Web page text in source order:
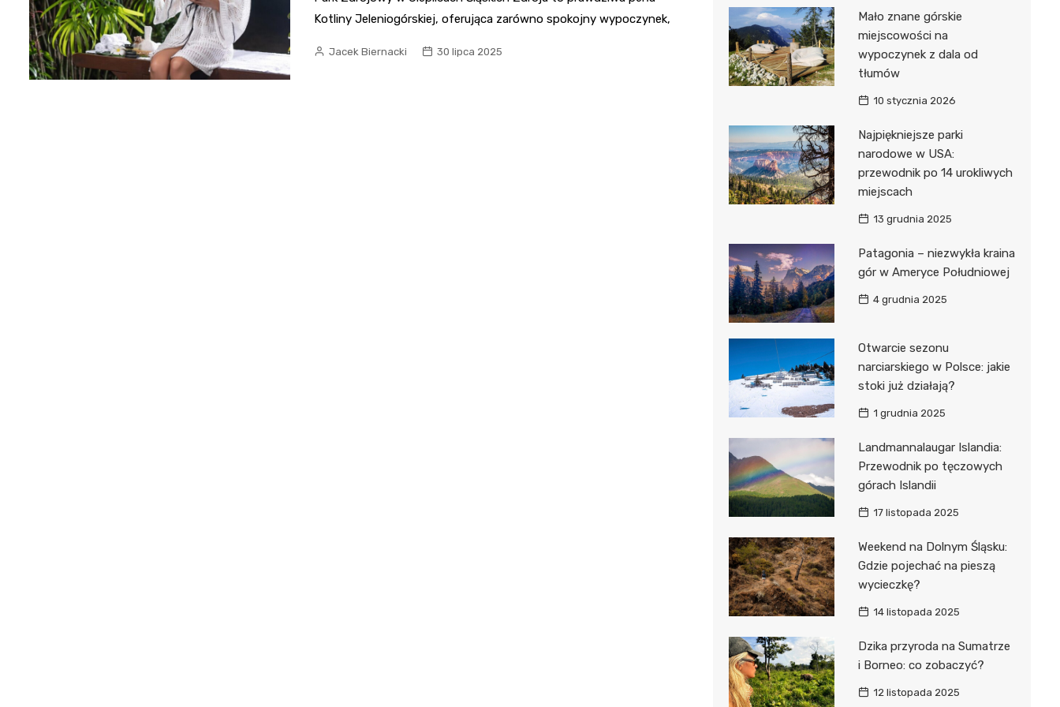
Kotliny Jeleniogórskiej, oferująca zarówno spokojny wypoczynek,
Jacek Biernacki 30 lipca 2025
Mało znane górskie
miejscowości na
wypoczynek z dala od
tłumów
10 stycznia 2026
Najpiękniejsze parki
narodowe w USA:
przewodnik po 14 urokliwych
miejscach
13 grudnia 2025
Patagonia – niezwykła kraina
gór w Ameryce Południowej
4 grudnia 2025
Otwarcie sezonu
narciarskiego w Polsce: jakie
stoki już działają?
1 grudnia 2025
Landmannalaugar Islandia:
Przewodnik po tęczowych
górach Islandii
17 listopada 2025
Weekend na Dolnym Śląsku:
Gdzie pojechać na pieszą
wycieczkę?
14 listopada 2025
Dzika przyroda na Sumatrze
i Borneo: co zobaczyć?
12 listopada 2025